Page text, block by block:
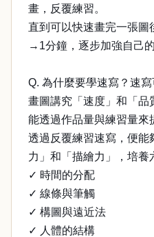
畫，反覆練習。
直到可以快速畫完一張圖
→1分鐘，逐步加強自己的
Q. 為什麼要學速寫？速
畫圖講究「速度」和「品
能透過作品量與練習量來
透過反覆練習速寫，便能
力」和「描繪力」，培
✓ 時間的分配
✓ 線條與筆觸
✓ 構圖與遠近法
✓ 人體的結構